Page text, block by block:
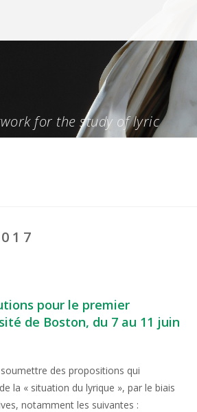
for the study of lyric
pour le premier
de Boston, du 7 au 11 juin
des propositions qui
la « situation du lyrique », par le biais
notamment les suivantes :